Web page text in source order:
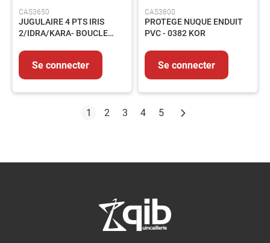
CAS3650
JUGULAIRE 4 PTS IRIS
2/IDRA/KARA- BOUCLE
Se connecter
CAS3800
PROTEGE NUQUE ENDUIT
PVC - 0382 KOR
Se connecter
Vous lisez actuellement la page
1 Page
2 Page
3 Page
4 Page
5 Page
Suivant